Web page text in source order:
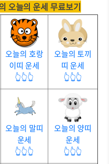
오늘의 운세 무료보기
오늘의 호랑
이띠 운세
👆👆👆
오늘의 토끼
띠 운세
👆👆👆
오늘의 말띠
운세
👆👆👆
오늘의 양띠
운세
👆👆👆